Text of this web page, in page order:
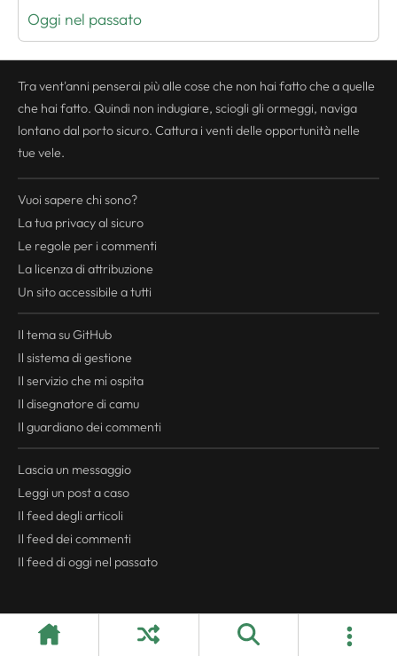
Oggi nel passato
Tra vent'anni penserai più alle cose che non hai fatto che a quelle
che hai fatto. Quindi non indugiare, sciogli gli ormeggi, naviga
lontano dal porto sicuro. Cattura i venti delle opportunità nelle
tue vele.
Vuoi sapere chi sono?
La tua privacyal sicuro
Le regole per i commenti
La licenza di attribuzione
Un sito accessibile a tutti
Il tema su GitHub
Il sistema di gestione
Il servizio che mi ospita
Il disegnatore di camu
Il guardiano dei commenti
Lascia un messaggio
Leggi un post a caso
Il feeddegli articoli
Il feeddei commenti
Il feeddi oggi nel passato